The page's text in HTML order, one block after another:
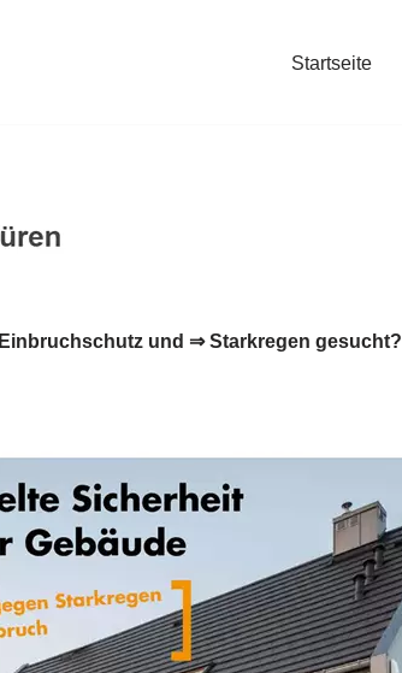
Startseite
Einbruchschutz und ⇒ Starkregen gesucht?